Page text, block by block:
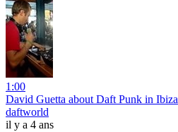
1:00
David Guetta about Daft Punk in Ibiza
daftworld
il y a 4 ans